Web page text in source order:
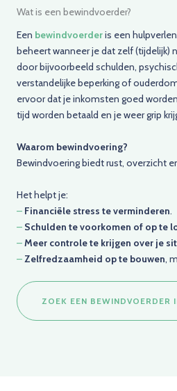
Wat is een bewindvoerder?
Een bewindvoerderis een
beheert wanneer je dat zelf (tijdelijk)
door bijvoorbeeld schulden,
verstandelijke beperking of
ervoor dat je inkomsten goed
tijd worden betaald en je weer grip
Waarom bewindvoering?
Bewindvoering biedt rust, overzicht
Het helpt je:
– Financiële stress te verminderen.
– Schulden te voorkomen of op te
–Meer controle te krijgen over je
–Zelfredzaamheid op te bouwen,
ZOEK EEN BEWINDVOERDER